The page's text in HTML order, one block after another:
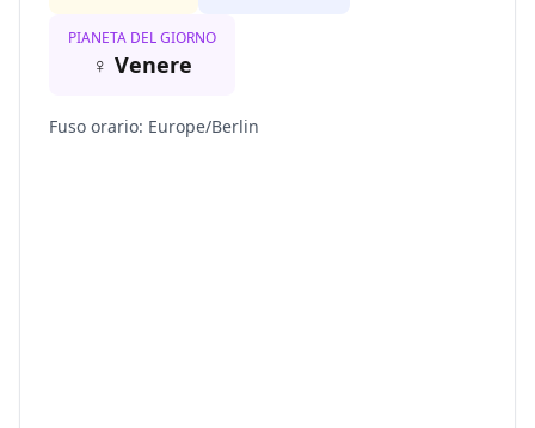
PIANETA DEL GIORNO
♀ Venere
Fuso orario: Europe/Berlin